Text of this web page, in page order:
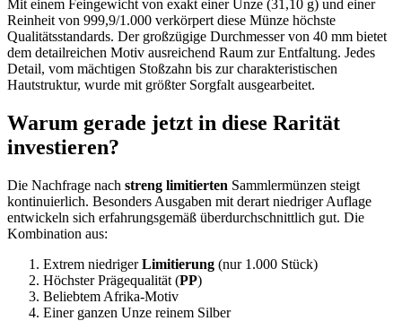
Mit einem Feingewicht von exakt einer Unze (31,10 g) und einer
Reinheit von 999,9/1.000 verkörpert diese Münze höchste
Qualitätsstandards. Der großzügige Durchmesser von 40 mm bietet
dem detailreichen Motiv ausreichend Raum zur Entfaltung. Jedes
Detail, vom mächtigen Stoßzahn bis zur charakteristischen
Hautstruktur, wurde mit größter Sorgfalt ausgearbeitet.
Warum gerade jetzt in diese Rarität
investieren?
Die Nachfrage nach streng limitierten Sammlermünzen steigt
kontinuierlich. Besonders Ausgaben mit derart niedriger Auflage
entwickeln sich erfahrungsgemäß überdurchschnittlich gut. Die
Kombination aus:
Extrem niedrigerLimitierung (nur 1.000 Stück)
Höchster Prägequalität (PP)
Beliebtem Afrika-Motiv
Einer ganzen Unze reinem Silber